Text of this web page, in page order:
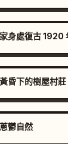
身處復古 1920
昏下的樹屋村莊
鬱自然